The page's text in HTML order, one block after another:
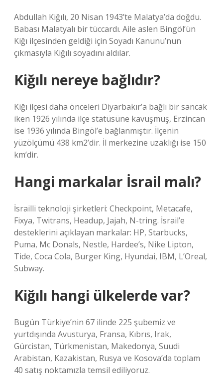
Abdullah Kiğılı, 20 Nisan 1943’te Malatya’da doğdu.
Babası Malatyalı bir tüccardı. Aile aslen Bingöl’ün
Kiğı ilçesinden geldiği için Soyadı Kanunu’nun
çıkmasıyla Kiğılı soyadını aldılar.
Kiğılı nereye bağlıdır?
Kiğı ilçesi daha önceleri Diyarbakır’a bağlı bir sancak
iken 1926 yılında ilçe statüsüne kavuşmuş, Erzincan
ise 1936 yılında Bingöl’e bağlanmıştır. İlçenin
yüzölçümü 438 km2’dir. İl merkezine uzaklığı ise 150
km’dir.
Hangi markalar İsrail malı?
İsrailli teknoloji şirketleri: Checkpoint, Metacafe,
Fixya, Twitrans, Headup, Jajah, N-tring. İsrail’e
desteklerini açıklayan markalar: HP, Starbucks,
Puma, Mc Donals, Nestle, Hardee’s, Nike Lipton,
Tide, Coca Cola, Burger King, Hyundai, IBM, L’Oreal,
Subway.
Kiğılı hangi ülkelerde var?
Bugün Türkiye’nin 67 ilinde 225 şubemiz ve
yurtdışında Avusturya, Fransa, Kıbrıs, Irak,
Gürcistan, Türkmenistan, Makedonya, Suudi
Arabistan, Kazakistan, Rusya ve Kosova’da toplam
40 satış noktamızla temsil ediliyoruz.